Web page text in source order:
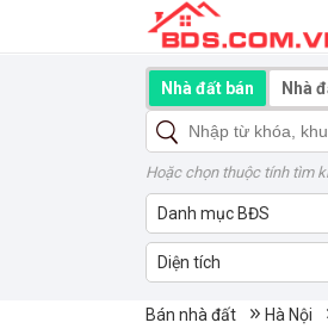
Mua bán nhà
Bán nhà đất Hà Nội
Nhà đất bán Nhà
Hoặc chọn thuộc tính tìm
Danh mục BĐS
Diện tích